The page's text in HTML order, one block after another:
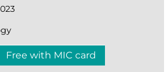
Free with MIC card